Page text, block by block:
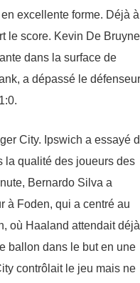
excellente forme. Déjà
le score. Kevin De Bruyne
dans la surface de
a dépassé le
City. Ipswich a essayé
la qualité des joueurs des
Bernardo Silva a
à Foden, qui a centré au
où Haaland attendait
ballon dans le but en une
contrôlait le jeu mais ne